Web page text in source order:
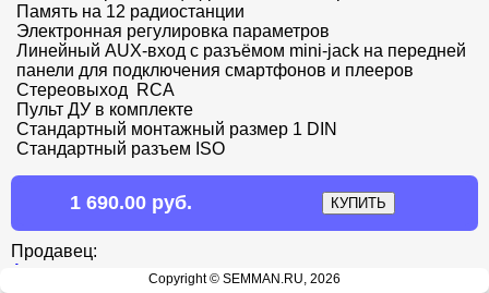
Память на 12 радиостанции
Электронная регулировка параметров
Линейный AUX-вход с разъёмом mini-jack на передней
панели для подключения смартфонов и плееров
Стереовыход  RCA
Пульт ДУ в комплекте
Стандартный монтажный размер 1 DIN
Стандартный разъем ISO
1 690.00 руб.
Продавец:
Автомастер
Copyright © SEMMAN.RU, 2026